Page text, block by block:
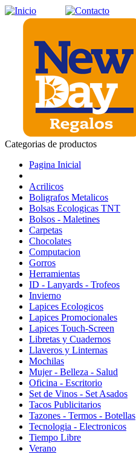
Categorias de productos
Pagina Inicial
Acrilicos
Boligrafos Metalicos
Bolsas Ecologicas TNT
Bolsos - Maletines
Carpetas
Chocolates
Computacion
Gorros
Herramientas
ID - Lanyards - Trofeos
Invierno
Lapices Ecologicos
Lapices Promocionales
Lapices Touch-Screen
Libretas y Cuadernos
Llaveros y Linternas
Mochilas
Mujer - Belleza - Salud
Oficina - Escritorio
Set de Vinos - Set Asados
Tacos Publicitarios
Tazones - Termos - Botellas
Tecnologia - Electronicos
Tiempo Libre
Verano